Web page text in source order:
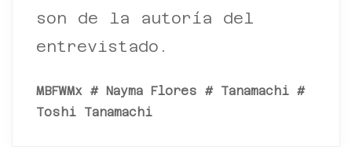
son de la autoría del
entrevistado.
MBFWMx # Nayma Flores # Tanamachi #
Toshi Tanamachi